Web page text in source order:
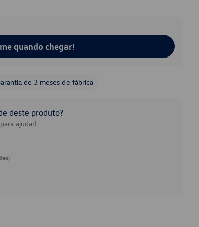
quando chegar!
de 3 meses de fábrica
deste produto?
ajudar!